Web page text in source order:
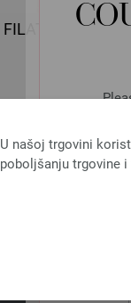
U našoj trgovini
poboljšanju trgovine i
FILATI